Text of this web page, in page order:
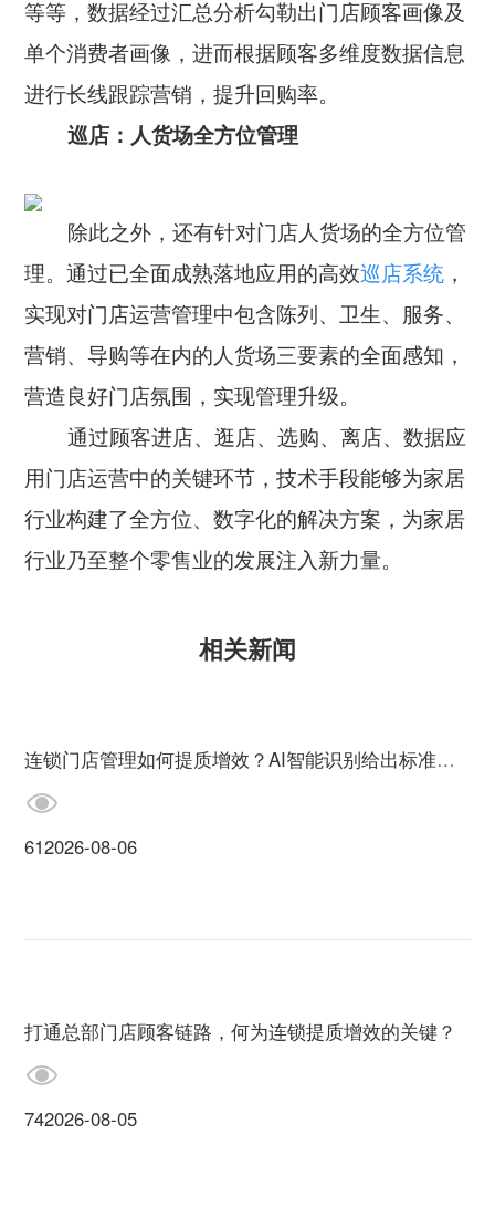
等等，数据经过汇总分析勾勒出门店顾客画像及
单个消费者画像，进而根据顾客多维度数据信息
进行长线跟踪营销，提升回购率。
巡店：人货场全方位管理
除此之外，还有针对门店人货场的全方位管
理。通过已全面成熟落地应用的高效巡店系统 ，
实现对门店运营管理中包含陈列、卫生、服务、
营销、导购等在内的人货场三要素的全面感知，
营造良好门店氛围，实现管理升级。
通过顾客进店、逛店、选购、离店、数据应
用门店运营中的关键环节，技术手段能够为家居
行业构建了全方位、数字化的解决方案，为家居
行业乃至整个零售业的发展注入新力量。
相关新闻
连锁门店管理如何提质增效？AI智能识别给出标准答案
612026-08-06
打通总部门店顾客链路，何为连锁提质增效的关键？
742026-08-05